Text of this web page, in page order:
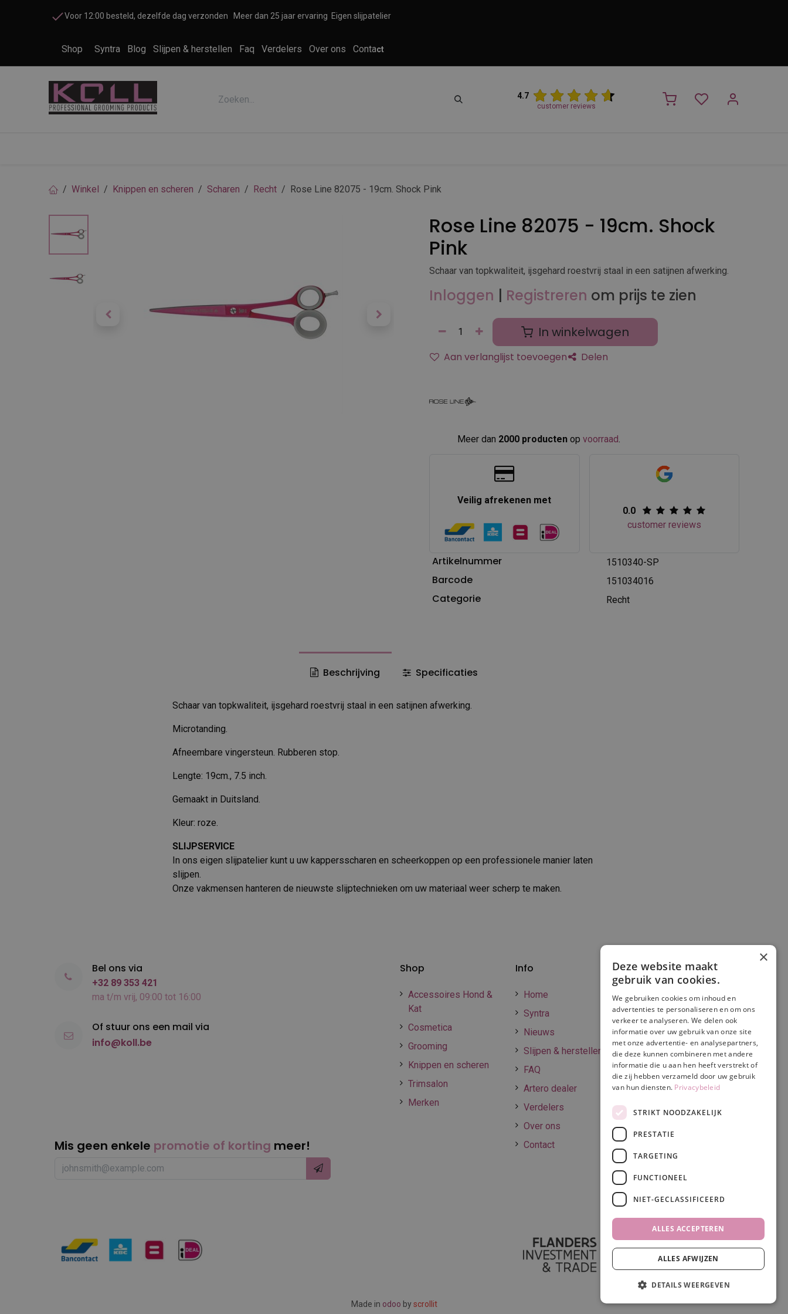
Voor 12:00 besteld, dezelfde dag verzonden Meer dan 25 jaar ervaring Eigen slijpatelier
Shop Syntra Blog Slijpen & herstellen Faq Verdelers Over ons Contact
4.7
customer reviews
Winkel Knippen en scheren Scharen Recht Rose Line 82075 - 19cm. Shock Pink
Rose Line 82075 - 19cm. Shock
Pink
Schaar van topkwaliteit, ijsgehard roestvrij staal in een satijnen afwerking.
Inloggen | Registreren om prijs te zien
In winkelwagen
Aan verlanglijst toevoegen Delen
Meer dan 2000 producten op voorraad
Veilig afrekenen met
0.0
customer reviews
Artikelnummer 1510340-SP
Barcode 151034016
Categorie Recht
Beschrijving Specificaties
Schaar van topkwaliteit, ijsgehard roestvrij staal in een satijnen afwerking.
Microtanding.
Afneembare vingersteun. Rubberen stop.
Lengte: 19cm., 7.5 inch.
Gemaakt in Duitsland.
Kleur: roze.
SLIJPSERVICE
In ons eigen slijpatelier kunt u uw kappersscharen en scheerkoppen op een professionele manier laten
slijpen.
Onze vakmensen hanteren de nieuwste slijptechnieken om uw materiaal weer scherp te maken.
Info
Home
Syntra
Nieuws
Slijpen & herstellen
FAQ
Artero dealer
Verdelers
Over ons
Contact
Shop
Accessoires Hond &
Kat
Cosmetica
Grooming
Knippen en scheren
Trimsalon
Merken
Verzenden en
betalen
Online betalen
Retourneren
Algemene
voorwaarden
Privacy & Cookie
policy
Disclaimer
Mis geen enkele promotie of korting meer!
Bel ons via
+32 89 353 421
ma t/m vrij, 09:00 tot 16:00
Of stuur ons een mail via
info@koll.be
Made in odoo byscrollit
×
Deze website maakt
gebruik van cookies.
We gebruiken cookies om inhoud en
advertenties te personaliseren en om ons
verkeer te analyseren. We delen ook
informatie over uw gebruik van onze site
met onze advertentie- en analysepartners,
die deze kunnen combineren met andere
informatie die u aan hen heeft verstrekt of
die zij hebben verzameld door uw gebruik
van hun diensten. Privacybeleid
STRIKT NOODZAKELIJK
PRESTATIE
TARGETING
FUNCTIONEEL
NIET-GECLASSIFICEERD
ALLES ACCEPTEREN
ALLES AFWIJZEN
DETAILS WEERGEVEN